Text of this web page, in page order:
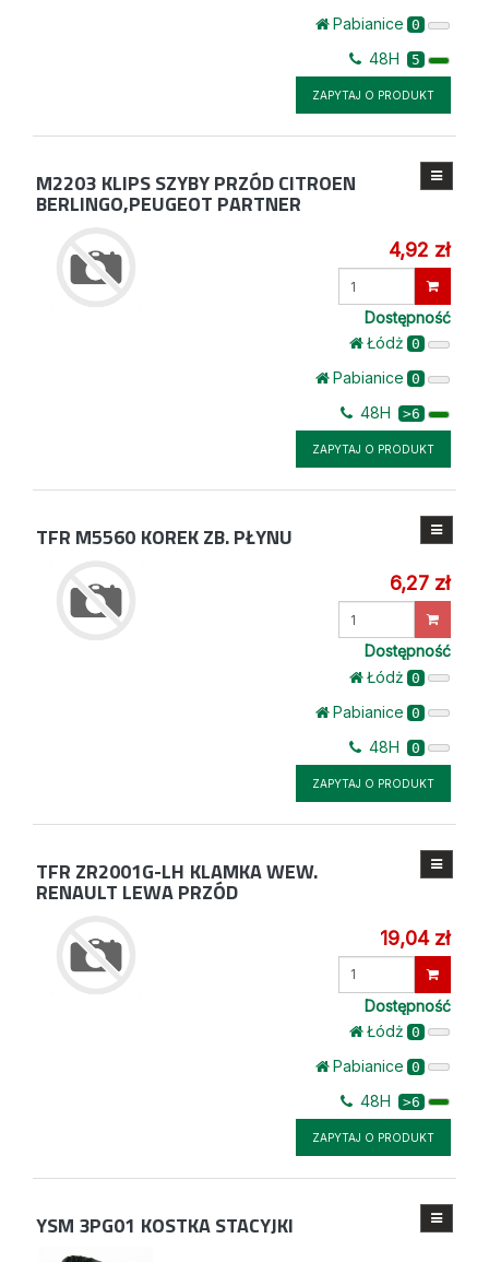
Pabianice 0
48H 5
ZAPYTAJ O PRODUKT
M2203 KLIPS SZYBY PRZÓD CITROEN
BERLINGO,PEUGEOT PARTNER
4,92 zł
Dostępność
Łódż 0
Pabianice 0
48H >6
ZAPYTAJ O PRODUKT
TFR M5560 KOREK ZB. PŁYNU
6,27 zł
Dostępność
Łódż 0
Pabianice 0
48H 0
ZAPYTAJ O PRODUKT
TFR ZR2001G-LH KLAMKA WEW.
RENAULT LEWA PRZÓD
19,04 zł
Wprowadź
Dostępność
Łódż 0
Pabianice 0
48H >6
ZAPYTAJ O PRODUKT
YSM 3PG01 KOSTKA STACYJKI